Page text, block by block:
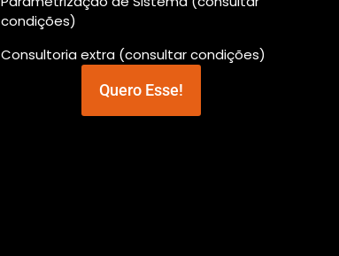
condições)
Consultoria extra (consultar condições)
Quero Esse!